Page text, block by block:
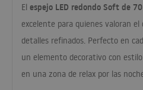
El espejo LED redondo Soft de
excelente para quienes valoran
detalles refinados. Perfecto en
un elemento decorativo con
en una zona de relax por las